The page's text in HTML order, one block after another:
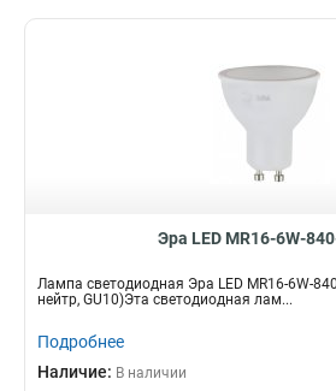
Эра LED MR16-6W-
Лампа светодиодная Эра LED MR16-6W-
нейтр, GU10)Эта светодиодная лам...
Подробнее
Наличие: В наличии